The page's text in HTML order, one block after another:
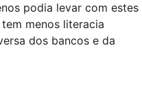
podia levar com estes
menos literacia
dos bancos e da